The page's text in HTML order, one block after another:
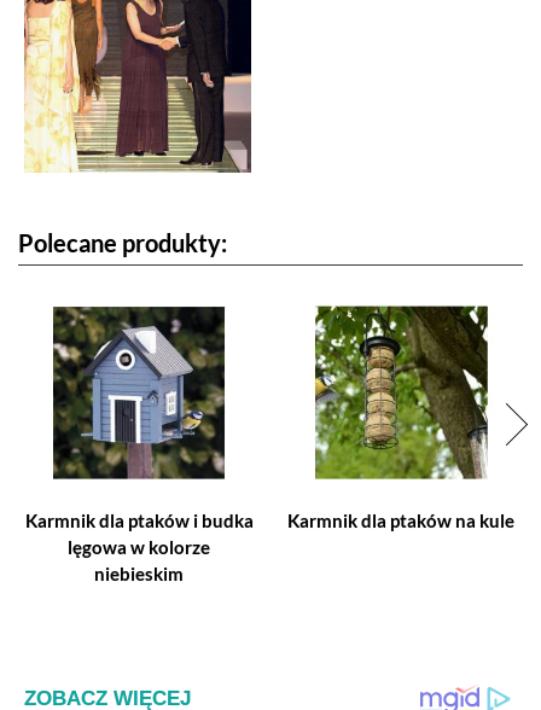
Polecane produkty:
Karmnik dla ptaków i budka
lęgowa w kolorze
niebieskim
Karmnik dla ptaków na kule